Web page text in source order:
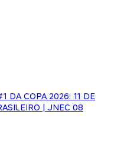
DA COPA 2026: 11 DE
| JNEC 08